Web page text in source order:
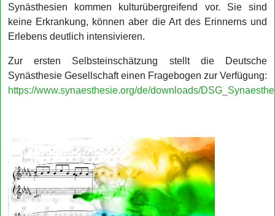
Synästhesien kommen kulturübergreifend vor. Sie sind
keine Erkrankung, können aber die Art des Erinnerns und
Erlebens deutlich intensivieren.
Zur ersten Selbsteinschätzung stellt die Deutsche
Synästhesie Gesellschaft einen Fragebogen zur Verfügung:
https://www.synaesthesie.org/de/downloads/